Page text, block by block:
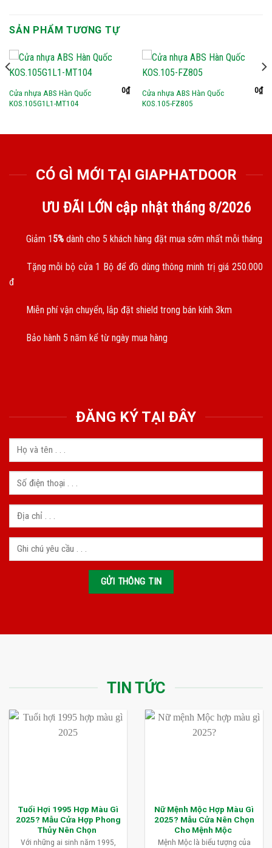
SẢN PHẨM TƯƠNG TỰ
Cửa nhựa ABS Hàn Quốc
KOS.105G1L1-MT104
0₫
Cửa nhựa ABS Hàn Quốc
KOS.105-FZ805
0₫
CÓ GÌ MỚI TẠI GIAPHATDOOR
ƯU ĐÃI LỚN cập nhật tháng 8/2026
Giảm 1 5% dành cho 5 khách hàng đặt mua sớm nhất mỗi tháng
Tặng mỗi bộ cửa 1 Bộ để đồ dùng thông minh trị giá 250.000
đ
Miễn phí vận chuyển, lắp đặt shield trong bán kính 3km
Bảo hành 5 năm kể từ ngày mua hàng
ĐĂNG KÝ TẠI ĐÂY
TIN TỨC
Tuổi Hợi 1995 Hợp Màu Gì
2025? Mẫu Cửa Hợp Phong
Thủy Nên Chọn
Với những ai sinh năm 1995,
Nữ Mệnh Mộc Hợp Màu Gì
2025? Mẫu Cửa Nên Chọn
Cho Mệnh Mộc
Mệnh Mộc là biểu tượng của